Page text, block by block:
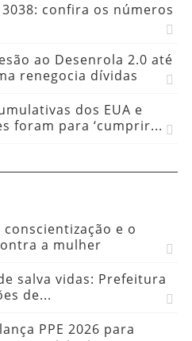
confira os números
ao Desenrola 2.0 até
renegocia dívidas
dos EUA e
foram para ‘cumprir...
e o
a mulher
salva vidas: Prefeitura
de...
PPE 2026 para